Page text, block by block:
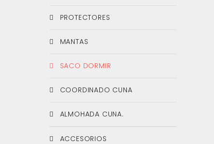
PROTECTORES
MANTAS
SACO DORMIR
COORDINADO CUNA
ALMOHADA CUNA.
ACCESORIOS